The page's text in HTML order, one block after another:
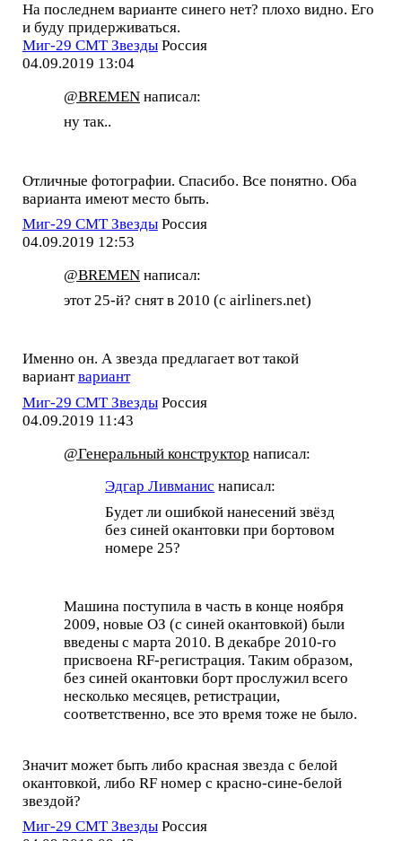
На последнем варианте синего нет? плохо видно. Его
и буду придерживаться.
Миг-29 СМТ Звезды Россия
04.09.2019 13:04
@BREMENнаписал:
ну так..
Отличные фотографии. Спасибо. Все понятно. Оба
варианта имеют место быть.
Миг-29 СМТ Звезды Россия
04.09.2019 12:53
@BREMENнаписал:
этот 25-й? снят в 2010 (с airliners.net)
Именно он. А звезда предлагает вот такой
вариантвариант
Миг-29 СМТ Звезды Россия
04.09.2019 11:43
@Генеральный конструктор написал:
Эдгар Ливманис написал:
Будет ли ошибкой нанесений звёзд
без синей окантовки при бортовом
номере 25?
Машина поступила в часть в конце ноября
2009, новые ОЗ (с синей окантовкой) были
введены с марта 2010. В декабре 2010-го
присвоена RF-регистрация. Таким образом,
без синей окантовки борт прослужил всего
несколько месяцев, ретистрации,
соответственно, все это время тоже не было.
Значит может быть либо красная звезда с белой
окантовкой, либо RF номер с красно-сине-белой
звездой?
Миг-29 СМТ Звезды Россия